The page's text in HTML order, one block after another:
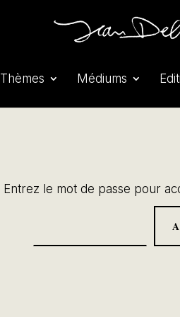
Thèmes Médiums
Entrez le mot de passe pour